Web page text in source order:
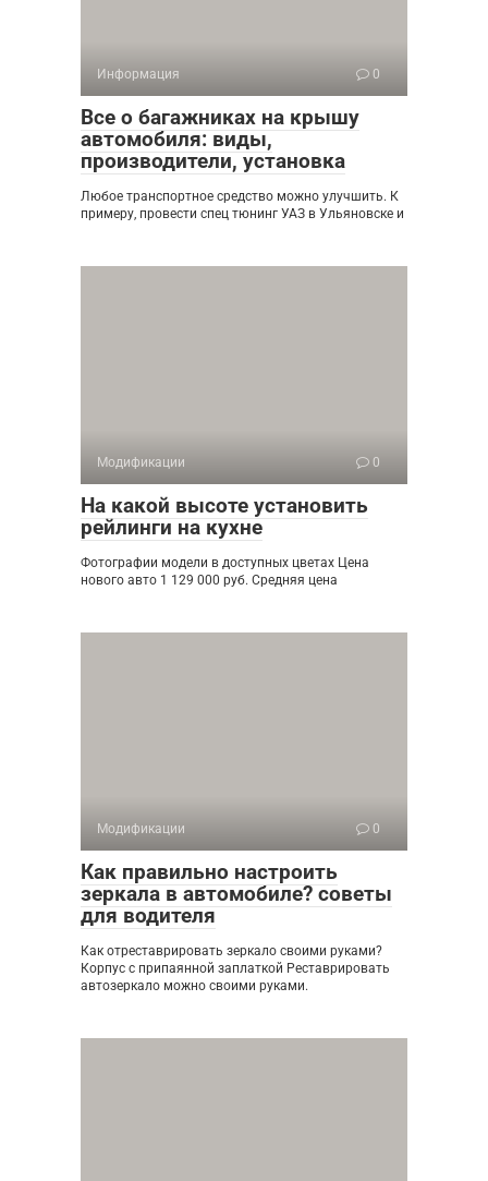
Информация 0
Все о багажниках на крышу
автомобиля: виды,
производители, установка
Любое транспортное средство можно улучшить. К
примеру, провести спец тюнинг УАЗ в Ульяновске и
Модификации 0
На какой высоте установить
рейлинги на кухне
Фотографии модели в доступных цветах Цена
нового авто 1 129 000 руб. Средняя цена
Модификации 0
Как правильно настроить
зеркала в автомобиле? советы
для водителя
Как отреставрировать зеркало своими руками?
Корпус с припаянной заплаткой Реставрировать
автозеркало можно своими руками.